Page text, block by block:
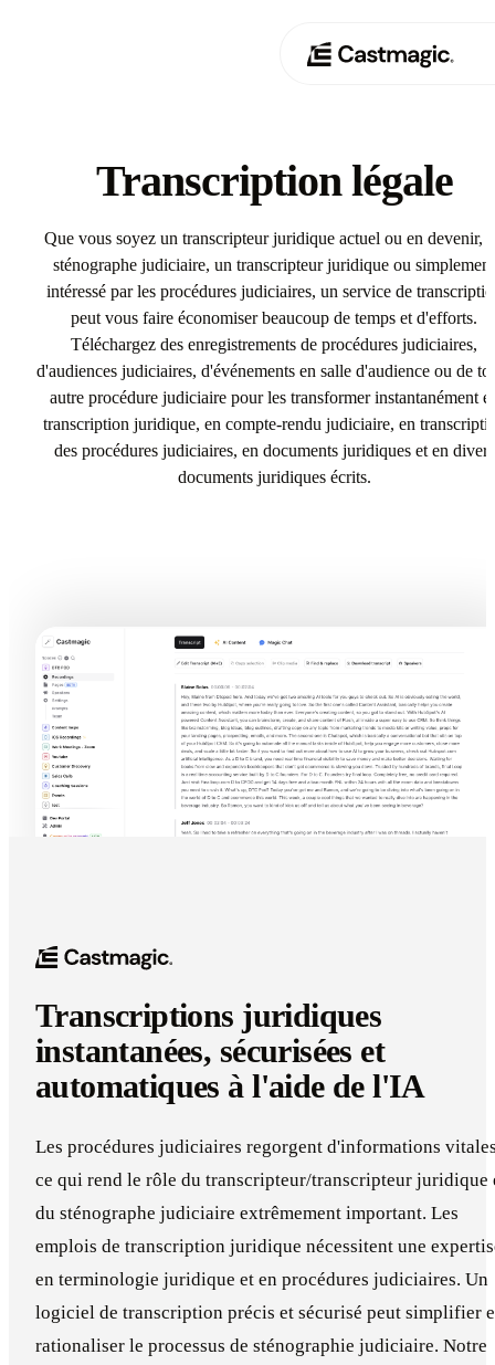
Cas d'utilisation
Tarification
À propos de nous
Transcription légale
Que vous soyez un transcripteur juridique actuel ou en devenir,
sténographe judiciaire, un transcripteur juridique ou simplement
intéressé par les procédures judiciaires, un service de
peut vous faire économiser beaucoup de temps et d'efforts.
Téléchargez des enregistrements de procédures judiciaires,
d'audiences judiciaires, d'événements en salle d'audience ou de
autre procédure judiciaire pour les transformer instantanément
transcription juridique, en compte-rendu judiciaire, en
des procédures judiciaires, en documents juridiques et en divers
documents juridiques écrits.
Transcriptions juridiques
instantanées, sécurisées et
automatiques à l'aide de l'IA
Les procédures judiciaires regorgent d'informations
ce qui rend le rôle du transcripteur/transcripteur juridique
du sténographe judiciaire extrêmement important. Les
emplois de transcription juridique nécessitent une
en terminologie juridique et en procédures judiciaires. Un
logiciel de transcription précis et sécurisé peut simplifier
rationaliser le processus de sténographie judiciaire. Notre